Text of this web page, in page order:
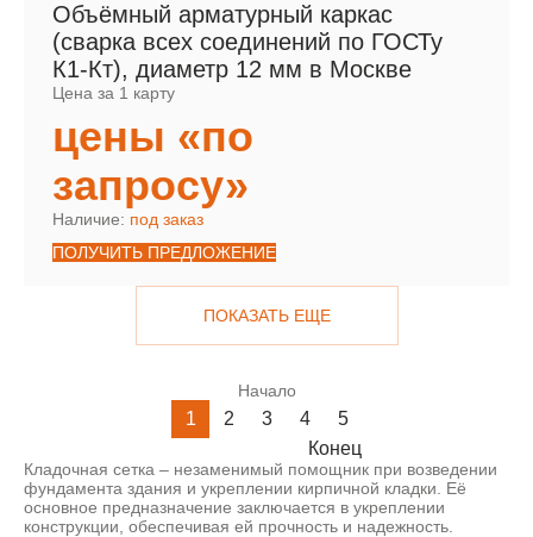
Объёмный арматурный каркас
(сварка всех соединений по ГОСТу
К1-Кт), диаметр 12 мм в Москве
Цена за 1 карту
цены «по
запросу»
Наличие: под заказ
ПОЛУЧИТЬ ПРЕДЛОЖЕНИЕ
ПОКАЗАТЬ ЕЩЕ
Начало
1 2 3 4
5
Конец
Кладочная сетка – незаменимый помощник при возведении
фундамента здания и укреплении кирпичной кладки. Её
основное предназначение заключается в укреплении
конструкции, обеспечивая ей прочность и надежность.